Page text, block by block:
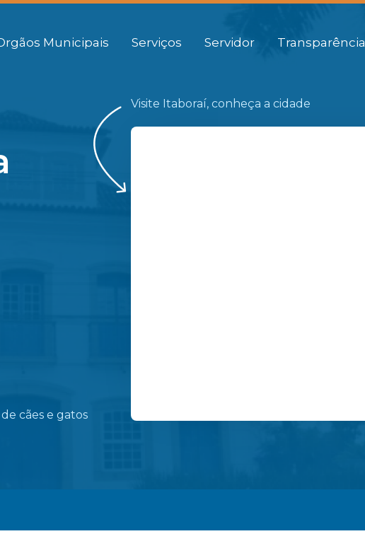
Municipais Serviços Servidor Transparência
cães e gatos
Visite Itaboraí, conheça a cidade